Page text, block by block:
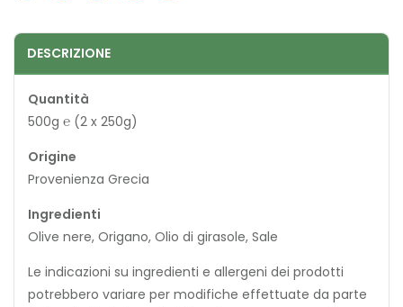
DESCRIZIONE
Quantità
500g ℮ (2 x 250g)
Origine
Provenienza Grecia
Ingredienti
Olive nere, Origano, Olio di girasole, Sale
Le indicazioni su ingredienti e allergeni dei prodotti
potrebbero variare per modifiche effettuate da parte